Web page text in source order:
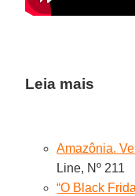
Leia mais
Amazônia.
Line, Nº 211
“O Black